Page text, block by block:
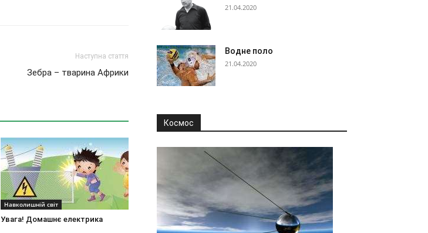
Наступна стаття
Зебра – тварина Африки
Навколишній світ
Увага! Домашнє електрика
21.04.2020
Водне поло
21.04.2020
Космос